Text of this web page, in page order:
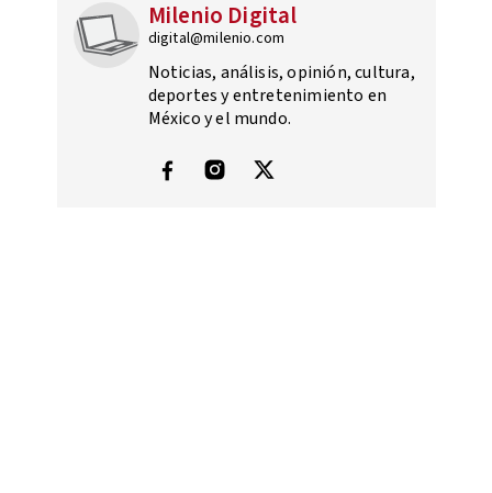
Milenio Digital
digital@milenio.com
Noticias, análisis, opinión, cultura,
deportes y entretenimiento en
México y el mundo.